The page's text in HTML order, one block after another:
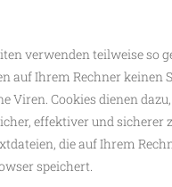
verwenden teilweise so
auf Ihrem Rechner keinen
Viren. Cookies dienen
effektiver und sicherer
die auf Ihrem
speichert.